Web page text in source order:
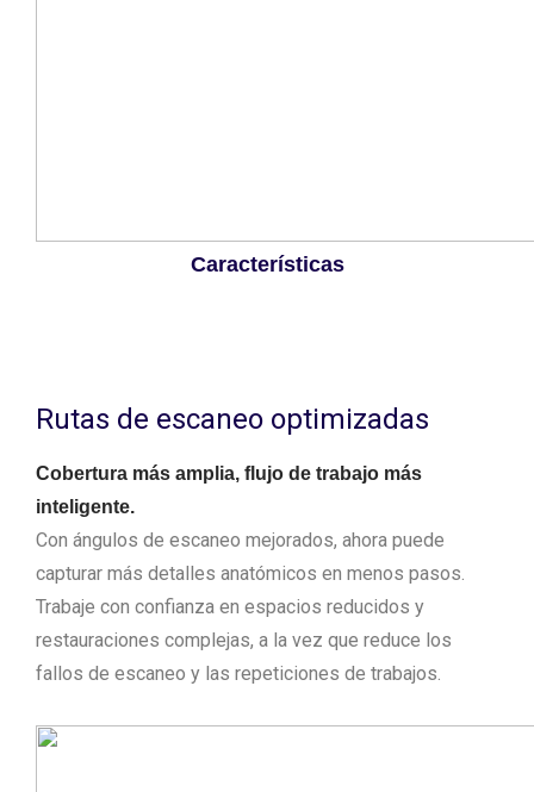
Características
Rutas de escaneo optimizadas
Cobertura más amplia, flujo de trabajo más
inteligente.
Con ángulos de escaneo mejorados, ahora puede
capturar más detalles anatómicos en menos pasos.
Trabaje con confianza en espacios reducidos y
restauraciones complejas, a la vez que reduce los
fallos de escaneo y las repeticiones de trabajos.